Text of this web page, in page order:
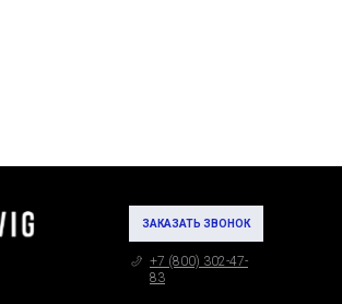
ЗАКАЗАТЬ ЗВОНОК
+7 (800) 302-47-
83